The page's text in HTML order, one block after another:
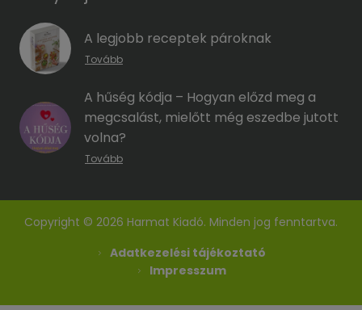
A legjobb receptek pároknak
Tovább
A hűség kódja – Hogyan előzd meg a
megcsalást, mielőtt még eszedbe jutott
volna?
Tovább
Copyright © 2026 Harmat Kiadó. Minden jog fenntartva.
Adatkezelési tájékoztató
Impresszum